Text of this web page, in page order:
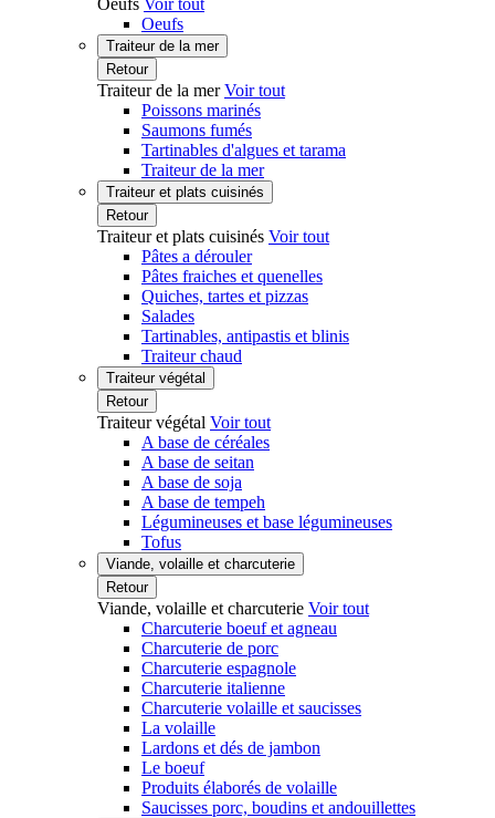
Oeufs Voir tout
Oeufs
Traiteur de la mer
Retour
Traiteur de la merVoir tout
Poissons marinés
Saumons fumés
Tartinables d'algues et tarama
Traiteur de la mer
Traiteur et plats cuisinés
Retour
Traiteur et plats cuisinés Voir tout
Pâtes a dérouler
Pâtes fraiches et quenelles
Quiches, tartes et pizzas
Salades
Tartinables, antipastis et blinis
Traiteur chaud
Traiteur végétal
Retour
Traiteur végétal Voir tout
A base de céréales
A base de seitan
A base de soja
A base de tempeh
Légumineuses et base légumineuses
Tofus
Viande, volaille et charcuterie
Retour
Viande, volaille et charcuterie Voir tout
Charcuterie boeuf et agneau
Charcuterie de porc
Charcuterie espagnole
Charcuterie italienne
Charcuterie volaille et saucisses
La volaille
Lardons et dés de jambon
Le boeuf
Produits élaborés de volaille
Saucisses porc, boudins et andouillettes